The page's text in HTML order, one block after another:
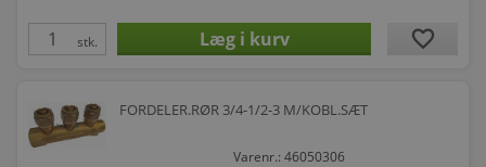
stk. favorite
FORDELER.RØR 3/4-1/2-3 M/KOBL.SÆT
Varenr.: 46050306